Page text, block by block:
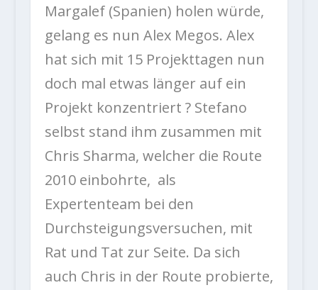
Margalef (Spanien) holen würde,
gelang es nun Alex Megos. Alex
hat sich mit 15 Projekttagen nun
doch mal etwas länger auf ein
Projekt konzentriert ? Stefano
selbst stand ihm zusammen mit
Chris Sharma, welcher die Route
2010 einbohrte, als
Expertenteam bei den
Durchsteigungsversuchen, mit
Rat und Tat zur Seite. Da sich
auch Chris in der Route probierte,